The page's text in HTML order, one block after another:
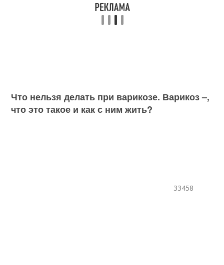
Что нельзя делать при варикозе. Варикоз –,
что это такое и как с ним жить?
33458